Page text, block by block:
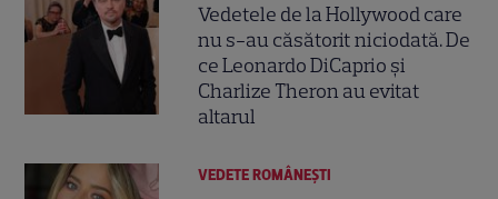
Vedetele de la Hollywood care
nu s-au căsătorit niciodată. De
ce Leonardo DiCaprio și
Charlize Theron au evitat
altarul
VEDETE ROMÂNEŞTI